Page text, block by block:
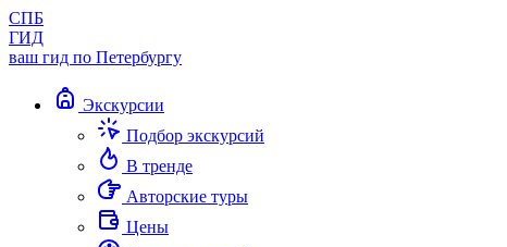
СПБ
ГИД
ваш гид по Петербургу
Экскурсии
Подбор экскурсий
В тренде
Авторские туры
Цены